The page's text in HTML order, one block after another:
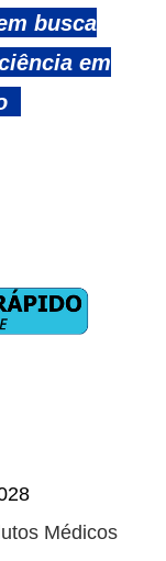
busca
em
Médicos